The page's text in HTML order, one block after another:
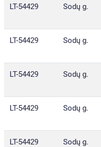
LT-54429 Sodų g.
LT-54429 Sodų g.
LT-54429 Sodų g.
LT-54429 Sodų g.
LT-54429 Sodų g.